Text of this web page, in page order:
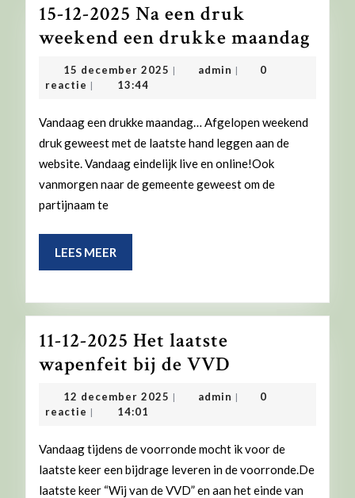
15-12-2025 Na een druk
weekend een drukke maandag
15 december 2025 15
| admin admin
|
0
reactie | 13:44
Vandaag een drukke maandag… Afgelopen weekend
druk geweest met de laatste hand leggen aan de
website. Vandaag eindelijk live en online!Ook
vanmorgen naar de gemeente geweest om de
partijnaam te
LEES MEER
MEER
11-12-2025 Het laatste
wapenfeit bij de VVD
12-
2025
laatste
wapenfeit
12 december 2025 12
| admin admin
|
0
reactie | 14:01
Vandaag tijdens de voorronde mocht ik voor de
laatste keer een bijdrage leveren in de voorronde.De
laatste keer “Wij van de VVD” en aan het einde van